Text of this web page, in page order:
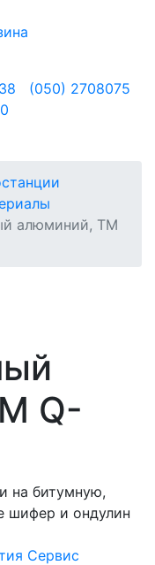
(050) 2708075
алюминий, ТМ
Q-
на битумную,
шифер и ондулин
Сервис